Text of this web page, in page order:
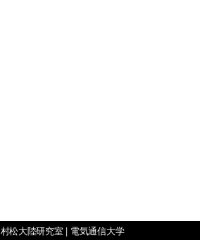
村松大陸研究室 | 電気通信大学